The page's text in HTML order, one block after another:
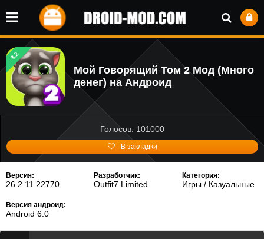
3.2
Мой Говорящий Том 2 Мод (Много
денег) на Андроид
Голосов: 101000
В закладки
Версия:
26.2.11.22770
Разработчик:
Outfit7 Limited
Категория:
Игры/ Казуальные
Версия андроид:
Android 6.0